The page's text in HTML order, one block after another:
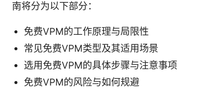
南将分为以下部分：
免费VPM的工作原理与局限性
常见免费VPM类型及其适用场景
选用免费VPM的具体步骤与注意事项
免费VPM的风险与如何规避